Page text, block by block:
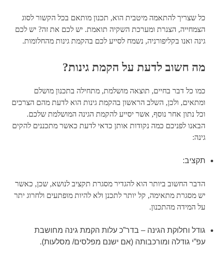
כל שצריך להתאמה מיטבית הוא, תכנון מותאם בכל הקשור לסוג
הצמחייה, הצנרת ומערכת השקיה תואמת. יש לכם את זה? יש לכם
גינה ואנו בקליפורניה, נשמח לסייע לכם בהקמת גינות מהחלומות.
מה חשוב לדעת על הקמת גינות?
כמו כל דבר בחיים, תוצאה מושלמת, מתחילה בתכנון מושלם
ומתאים, ולכן, השלב הראשון בהקמת גינות הוא לדעת מהם הצרכים
וכל נתון אחר נוסף, אשר יסייע להקמת הגינה המושלמת שלכם.
הבאנו לפניכם כמה נקודות אותן כדאי לדעת כאשר מתכננים להקים
גינה:
תקציב:
הדבר החשוב ביותר הוא להגדיר מסגרת תקציב לנושא, שכן, כאשר
יש מסגרת מתאימה, קל יותר לתכנן ולא להיות מופתעים ולחרוג יתר
על המידה מהתכנון.
גודל וחלוקת הגינה – בדר”כ עלות הקמת גינה מחושבת
עפ”י גודלה ומורכבותה (אם ישנם מפלסים/ מסלעות).